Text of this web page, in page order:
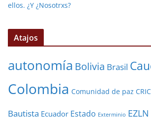
ellos. ¿Y ¿Nosotrxs?
Atajos
autonomía Bolivia Brasil
Colombia Comunidad de paz CRIC
Bautista Ecuador Estado Exterminio EZLN